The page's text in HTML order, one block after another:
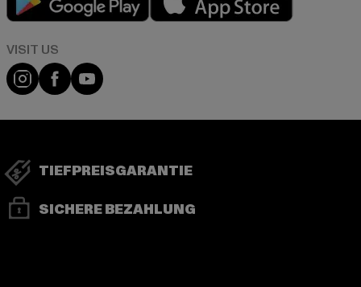
Visit our Instagram page:
Visit our Facebook page:
Visit our YouTube channel:
TIEFPREISGARANTIE
SICHERE BEZAHLUNG